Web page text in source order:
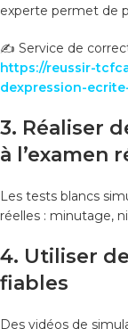
experte permet de
✍️ Service de
https://reussir-
dexpression-
3. Réaliser
à l’examen
Les tests blancs
réelles : minutage,
4. Utiliser
fiables
Des vidéos de